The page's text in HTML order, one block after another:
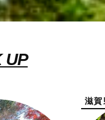
UP
滋